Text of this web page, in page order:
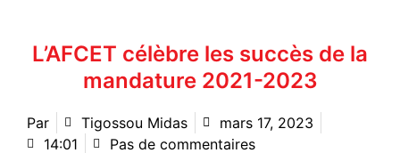
L’AFCET célèbre les succès de la
mandature 2021-2023
Par Tigossou Midas
mars 17, 2023
14:01
Pas de commentaires